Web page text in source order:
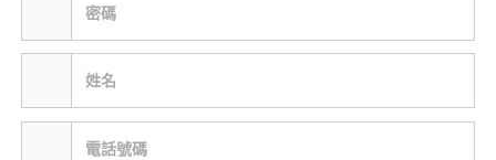
密碼
姓名
電話號碼